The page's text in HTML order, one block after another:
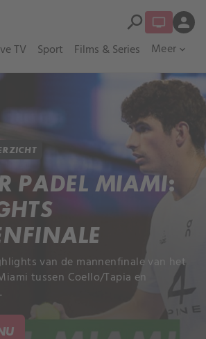
TV Sport Films & Series Meer expand_more
search person
PADEL MIAMI:
van de mannenfinale van het
tussen Coello/Tapia en